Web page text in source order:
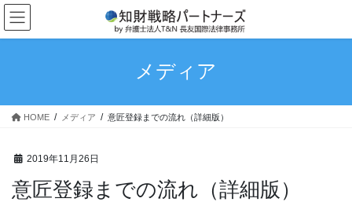
コ
ン
テ
ス
ナ
ビ
ゲ
ン
メディア
HOME メディア 意匠登録までの流れ（詳細版）
2019年11月26日
意匠登録までの流れ（詳細版）